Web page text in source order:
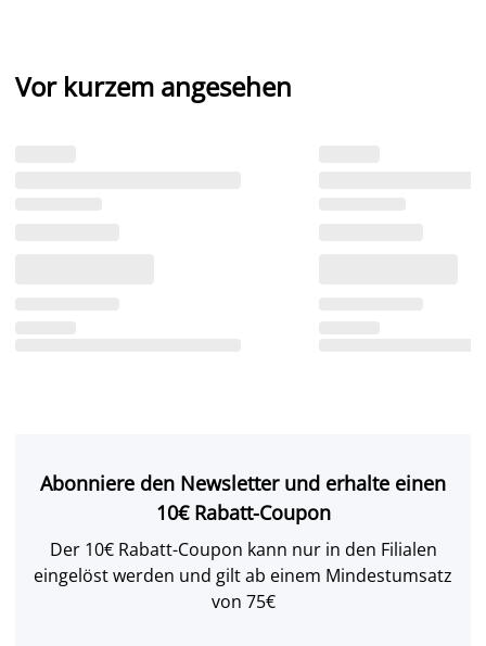
Vor kurzem angesehen
Abonniere den Newsletter und erhalte einen
10€ Rabatt-Coupon
Der 10€ Rabatt-Coupon kann nur in den Filialen
eingelöst werden und gilt ab einem Mindestumsatz
von 75€